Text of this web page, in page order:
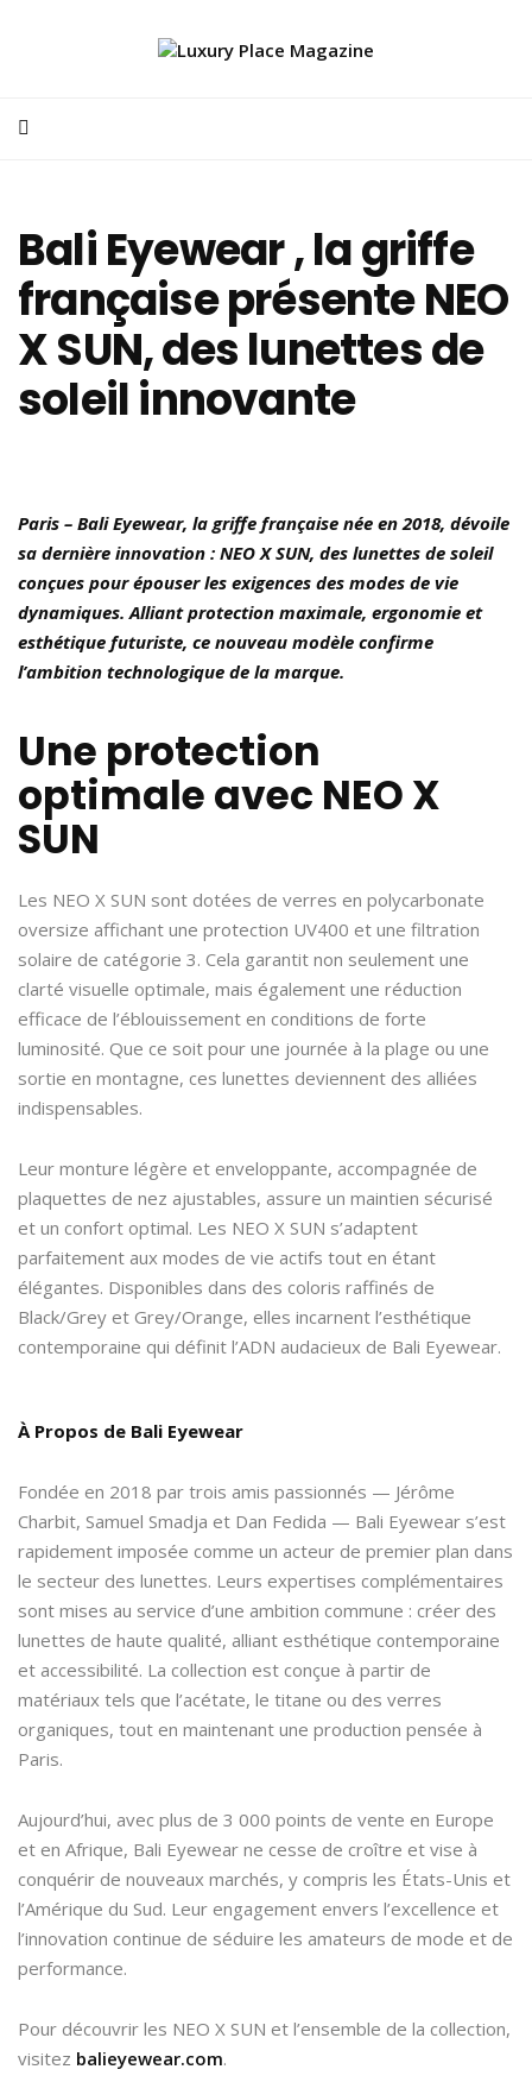
Bali Eyewear , la griffe
française présente NEO
X SUN, des lunettes de
soleil innovante
Paris – Bali Eyewear, la griffe française née en 2018, dévoile
sa dernière innovation : NEO X SUN, des lunettes de soleil
conçues pour épouser les exigences des modes de vie
dynamiques. Alliant protection maximale, ergonomie et
esthétique futuriste, ce nouveau modèle confirme
l’ambition technologique de la marque.
Une protection
optimale avec NEO X
SUN
Les NEO X SUN sont dotées de verres en polycarbonate
oversize affichant une protection UV400 et une filtration
solaire de catégorie 3. Cela garantit non seulement une
clarté visuelle optimale, mais également une réduction
efficace de l’éblouissement en conditions de forte
luminosité. Que ce soit pour une journée à la plage ou une
sortie en montagne, ces lunettes deviennent des alliées
indispensables.
Leur monture légère et enveloppante, accompagnée de
plaquettes de nez ajustables, assure un maintien sécurisé
et un confort optimal. Les NEO X SUN s’adaptent
parfaitement aux modes de vie actifs tout en étant
élégantes. Disponibles dans des coloris raffinés de
Black/Grey et Grey/Orange, elles incarnent l’esthétique
contemporaine qui définit l’ADN audacieux de Bali Eyewear.
À Propos de Bali Eyewear
Fondée en 2018 par trois amis passionnés — Jérôme
Charbit, Samuel Smadja et Dan Fedida — Bali Eyewear s’est
rapidement imposée comme un acteur de premier plan dans
le secteur des lunettes. Leurs expertises complémentaires
sont mises au service d’une ambition commune : créer des
lunettes de haute qualité, alliant esthétique contemporaine
et accessibilité. La collection est conçue à partir de
matériaux tels que l’acétate, le titane ou des verres
organiques, tout en maintenant une production pensée à
Paris.
Aujourd’hui, avec plus de 3 000 points de vente en Europe
et en Afrique, Bali Eyewear ne cesse de croître et vise à
conquérir de nouveaux marchés, y compris les États-Unis et
l’Amérique du Sud. Leur engagement envers l’excellence et
l’innovation continue de séduire les amateurs de mode et de
performance.
Pour découvrir les NEO X SUN et l’ensemble de la collection,
visitez balieyewear.com.